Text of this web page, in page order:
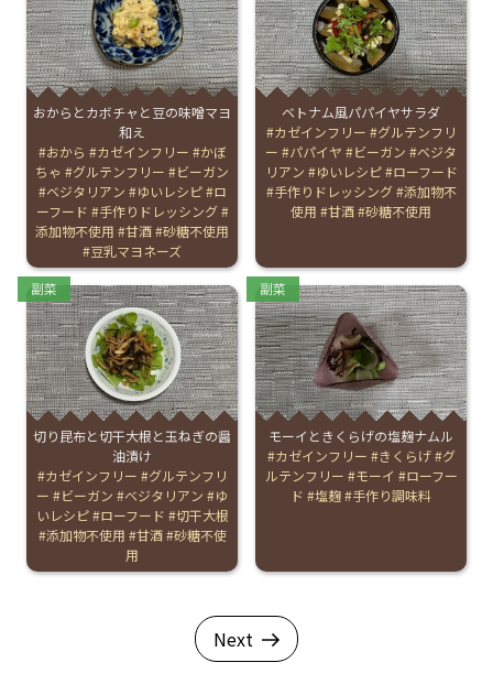
おからとカボチャと豆の味噌マヨ
和え
Tags:
おから カゼインフリー
かぼ
ちゃ
グルテンフリー
ビーガン
ベジタリアン
ゆいレシピ ロ
ーフード
手作りドレッシング
添加物不使用
甘酒 砂糖不使用
豆乳マヨネーズ
ベトナム風パパイヤサラダ
Tags:
カゼインフリー
グルテンフリ
ー
パパイヤ ビーガン
ベジタ
リアン
ゆいレシピ ローフード
手作りドレッシング 添加物不
使用
甘酒 砂糖不使用
Categories:
副菜
切り昆布と切干大根と玉ねぎの醤
油漬け
Tags:
カゼインフリー
グルテンフリ
ー
ビーガン ベジタリアン
ゆ
いレシピ ローフード
切干大根
添加物不使用
甘酒 砂糖不使
用
Categories:
副菜
モーイときくらげの塩麹ナムル
Tags:
カゼインフリー きくらげ グ
ルテンフリー
モーイ
ローフー
ド
塩麹 手作り調味料
Next